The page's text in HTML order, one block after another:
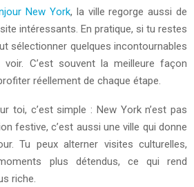
New York, la ville regorge aussi de
intéressants. En pratique, si tu restes
sélectionner quelques incontournables
C’est souvent la meilleure façon
réellement de chaque étape.
toi, c’est simple : New York n’est pas
festive, c’est aussi une ville qui donne
Tu peux alterner visites culturelles,
plus détendus, ce qui rend
riche.